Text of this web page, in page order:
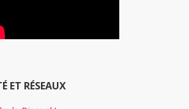
ET RÉSEAUX